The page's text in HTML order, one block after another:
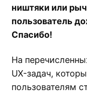
ништяки или
пользователь
Спасибо!
На
UX-задач,
пользователям